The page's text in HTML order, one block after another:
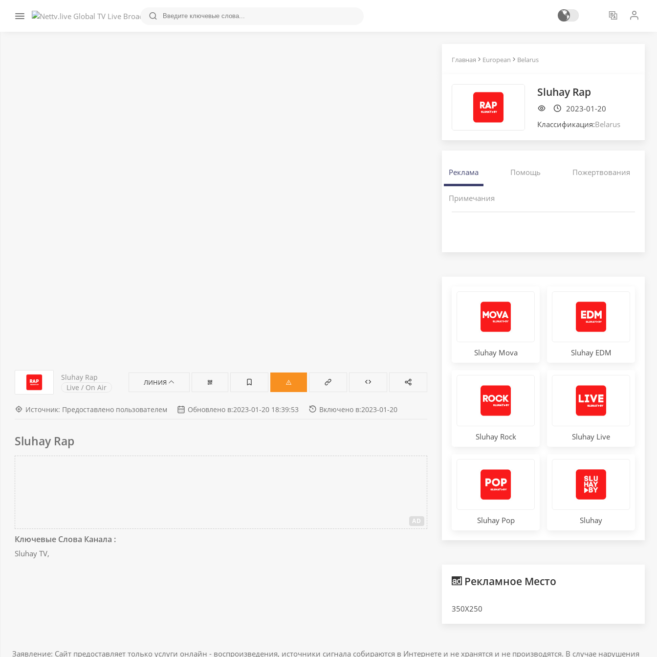
Sluhay Rap
Live / On Air
ЛИНИЯ
Источник: Предоставлено пользователем Обновлено в:2023-01-20 18:39:53 Включено в:2023-01-20
Sluhay Rap
AD
Ключевые Слова Канала :
Sluhay TV,
Главная European Belarus
Sluhay Rap
2023-01-20
Классификация:Belarus
Реклама Помощь Пожертвования
Примечания
Sluhay Mova Sluhay EDM
Sluhay Rock Sluhay Live
Sluhay Pop Sluhay
Рекламное Место
350X250
Заявление: Сайт предоставляет только услуги онлайн - воспроизведения, источники сигнала собираются в Интернете и не хранятся и не производятся. В случае нарушения